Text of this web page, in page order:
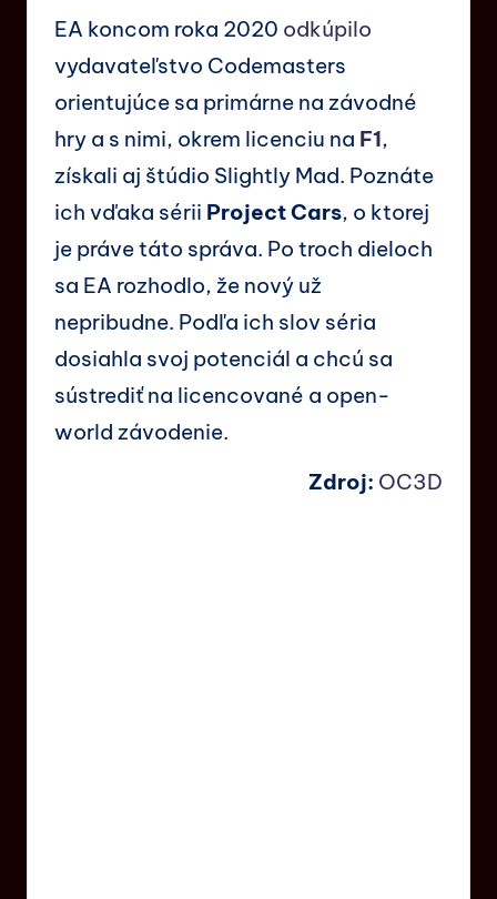
EA koncom roka 2020 odkúpilo
vydavateľstvo Codemasters
orientujúce sa primárne na závodné
hry a s nimi, okrem licenciu na F1,
získali aj štúdio Slightly Mad. Poznáte
ich vďaka sérii Project Cars, o ktorej
je práve táto správa. Po troch dieloch
sa EA rozhodlo, že nový už
nepribudne. Podľa ich slov séria
dosiahla svoj potenciál a chcú sa
sústrediť na licencované a open-
world závodenie.
Zdroj: OC3D